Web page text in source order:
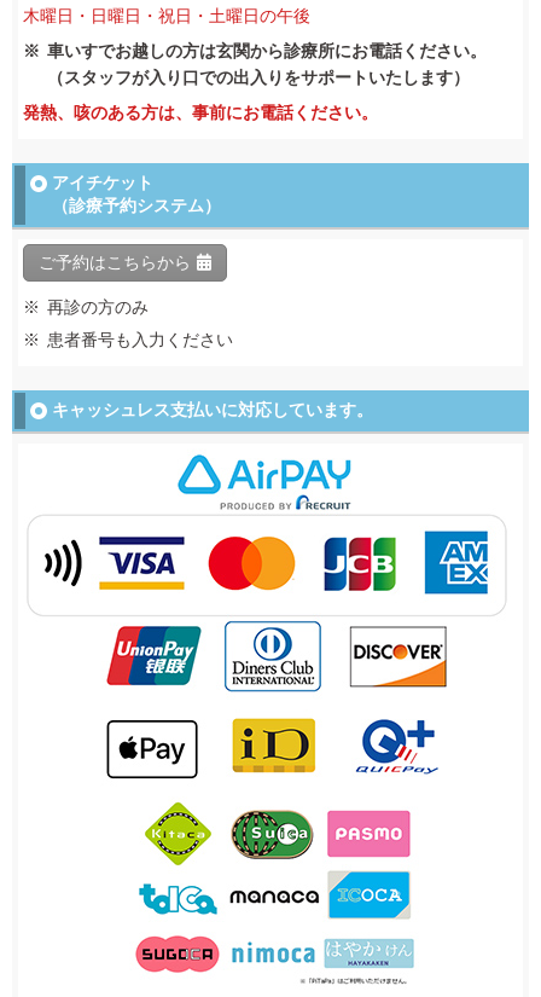
木曜日・日曜日・祝日・土曜日の午後
車いすでお越しの方は玄関から診療所にお電話ください。
（スタッフが入り口での出入りをサポートいたします）
発熱、咳のある方は、事前にお電話ください。
アイチケット
（診療予約システム）
ご予約はこちらから
再診の方のみ
患者番号も入力ください
キャッシュレス支払いに対応しています。